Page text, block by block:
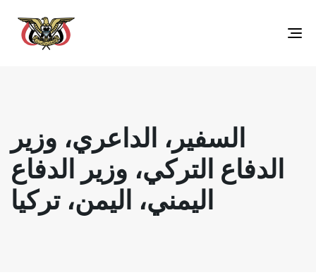
Toggle
السفير، الداعري، وزير
الدفاع التركي، وزير الدفاع
اليمني، اليمن، تركيا